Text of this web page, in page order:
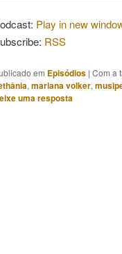
Play in new
RSS
em Episódios | Com a
, mariana volker,
uma resposta